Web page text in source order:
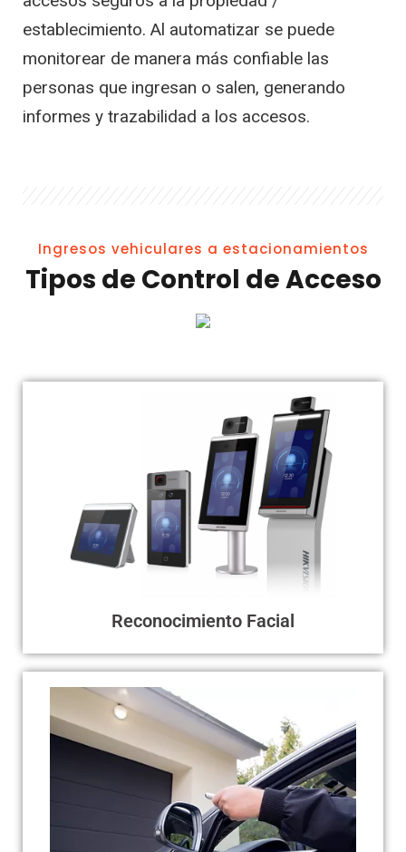
establecimiento. Al automatizar se puede
monitorear de manera más confiable las
personas que ingresan o salen, generando
informes y trazabilidad a los accesos.
Ingresos vehiculares a estacionamientos
Tipos de Control de Acceso
Reconocimiento Facial
Reconocimiento Facial
Los Dispositivos de reconocimiento facial, son la
última tecnología en control de acceso, nos brinda un
ingreso seguro, rápido y confiable, SIN CONTACTO,
reconocimiento a 1.5 metros del dispositivo. * Tasa
de reconocimiento del 99%, velocidad 0.2seg,
reconocimiento en ambientes de poca luminosidad.
Control Remoto
El control remoto es un dispositivo de uso personal,
funcionamiento al rededor de 5 metros de la puerta.
Ideal para pocos apartamentos o unidades, ya que se
vuelve una opción económica que no requiere de